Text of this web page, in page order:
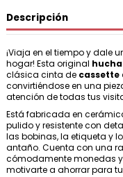
Descripción
¡Viaja en el tiempo y dale
hogar! Esta original hucha
clásica cinta de cassette
convirtiéndose en una
atención de todas tus
Está fabricada en
pulido y resistente con
las bobinas, la etiqueta y
antaño. Cuenta con una
cómodamente monedas
motivarte a ahorrar para